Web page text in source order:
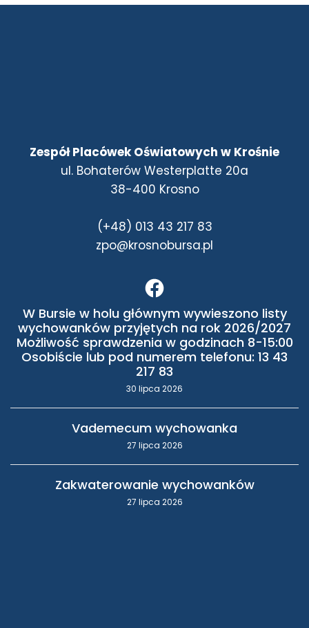
Zespół Placówek Oświatowych w Krośnie
ul. Bohaterów Westerplatte 20a
38-400 Krosno
(+48) 013 43 217 83
zpo@krosnobursa.pl
W Bursie w holu głównym wywieszono listy
wychowanków przyjętych na rok 2026/2027
Możliwość sprawdzenia w godzinach 8-15:00
Osobiście lub pod numerem telefonu: 13 43
217 83
30 lipca 2026
Vademecum wychowanka
27 lipca 2026
Zakwaterowanie wychowanków
27 lipca 2026